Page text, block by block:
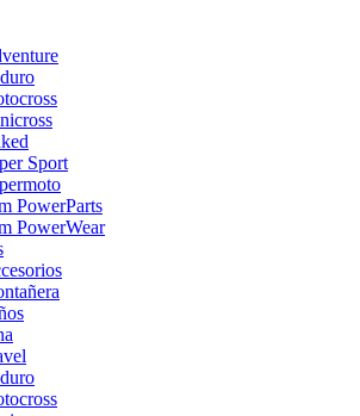
Sport
PowerParts
PowerWear